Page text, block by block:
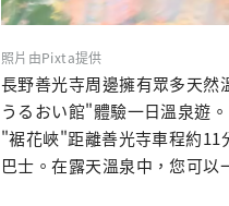
照片由Pixta提供
長野善光寺周邊擁有眾多天
うるおい館"體驗一日溫泉遊。
"裾花峽"距離善光寺車程約11
巴士。在露天溫泉中，您可以